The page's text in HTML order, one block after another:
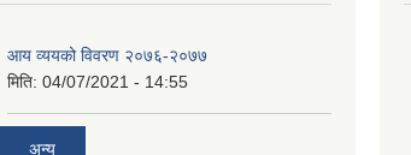
आय व्ययको विवरण २०७६-२०७७
मिति: 04/07/2021 - 14:55
अन्य